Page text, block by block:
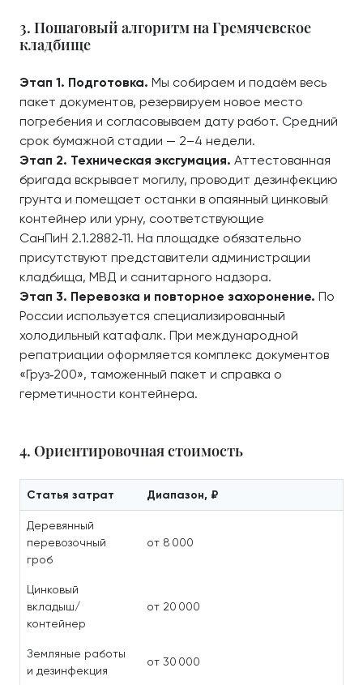
3. Пошаговый алгоритм на Гремячевское
кладбище
Этап 1. Подготовка. Мы собираем и подаём весь
пакет документов, резервируем новое место
погребения и согласовываем дату работ. Средний
срок бумажной стадии — 2–4 недели.
Этап 2. Техническая эксгумация. Аттестованная
бригада вскрывает могилу, проводит дезинфекцию
грунта и помещает останки в опаянный цинковый
контейнер или урну, соответствующие
СанПиН 2.1.2882‑11. На площадке обязательно
присутствуют представители администрации
кладбища, МВД и санитарного надзора.
Этап 3. Перевозка и повторное захоронение. По
России используется специализированный
холодильный катафалк. При международной
репатриации оформляется комплекс документов
«Груз‑200», таможенный пакет и справка о
герметичности контейнера.
4. Ориентировочная стоимость
Статья затрат Диапазон, ₽
Деревянный
перевозочный
гроб
от 8 000
Цинковый
вкладыш/
контейнер
от 20 000
Земляные работы
и дезинфекция
от 30 000